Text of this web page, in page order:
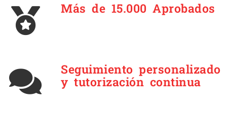
Más de 15.000 Aprobados
Seguimiento personalizado
y tutorización continua